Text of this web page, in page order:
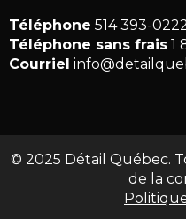
Téléphone 514 393-
Téléphone sans frais 1
Courriel
© 2025 Détail Québec.
de la